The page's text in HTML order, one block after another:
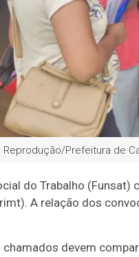
Reprodução/Prefeitura de
do Trabalho
A relação dos
devem